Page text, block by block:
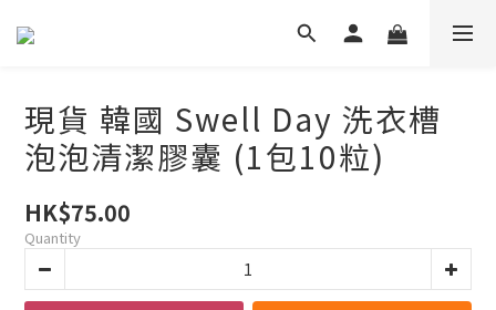
現貨 韓國 Swell Day 洗衣槽
泡泡清潔膠囊 (1包10粒)
HK$75.00
Quantity